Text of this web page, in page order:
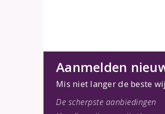
Aanmelden
Mis niet langer de beste
De scherpste aanbiedingen